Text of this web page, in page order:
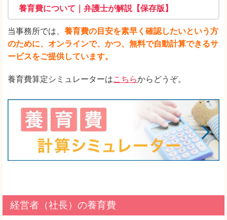
養育費について｜弁護士が解説【保存版】
当事務所では、 養育費の目安を素早く確認したいという方
のために、オンラインで、かつ、無料で自動計算できるサ
ービスをご提供しています。
養育費算定シミュレーターはこちらからどうぞ。
経営者（社長）の養育費